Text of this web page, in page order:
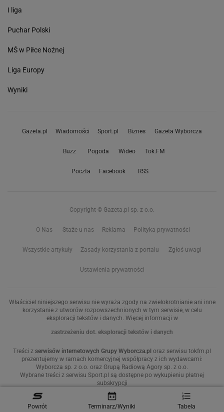
Powrót Terminarz/Wyniki Tabela
I liga
Puchar Polski
MŚ w Piłce Nożnej
Liga Europy
Wyniki
Gazeta.pl Wiadomości Sport.pl Biznes Gazeta Wyborcza
Buzz Pogoda Wideo Tok.FM
Poczta Facebook RSS
Copyright © Gazeta.pl sp. z o.o.
O Nas Staże u nas Reklama Polityka prywatności
Wszystkie artykuły Zasady korzystania z portalu Zgłoś uwagi
Ustawienia prywatności
Właściciel niniejszego serwisu nie wyraża zgody na zwielokrotnianie ani inne
korzystanie z utworów rozpowszechnionych w tym serwisie, w celu
eksploracji tekstów i danych. Więcej informacji w
zastrzeżeniu dot. eksploracji tekstów i danych
Treści z serwisów internetowych Grupy Wyborcza.pl oraz serwisu tokfm.pl
prezentujemy w ramach komercyjnej współpracy z ich wydawcami:
Wyborcza sp. z o.o. oraz Grupą Radiową Agory sp. z o.o.
Wybrane treści z serwisu Sport.pl są dostępne po wykupieniu płatnej
subskrypcji